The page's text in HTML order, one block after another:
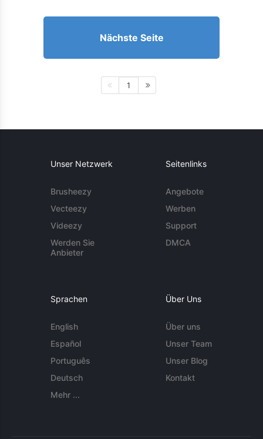
Nächste Seite
1
Unser Netzwerk
Brusheezy
Vecteezy
Videezy
Werden Sie
Anbieter
Seitenlinks
Angebote
Werben
Support
DMCA
Sprachen
English
Español
Português
Deutsch
Mehr ...
Über Uns
Über uns
Unser Team
Unser Blog
Kontakt